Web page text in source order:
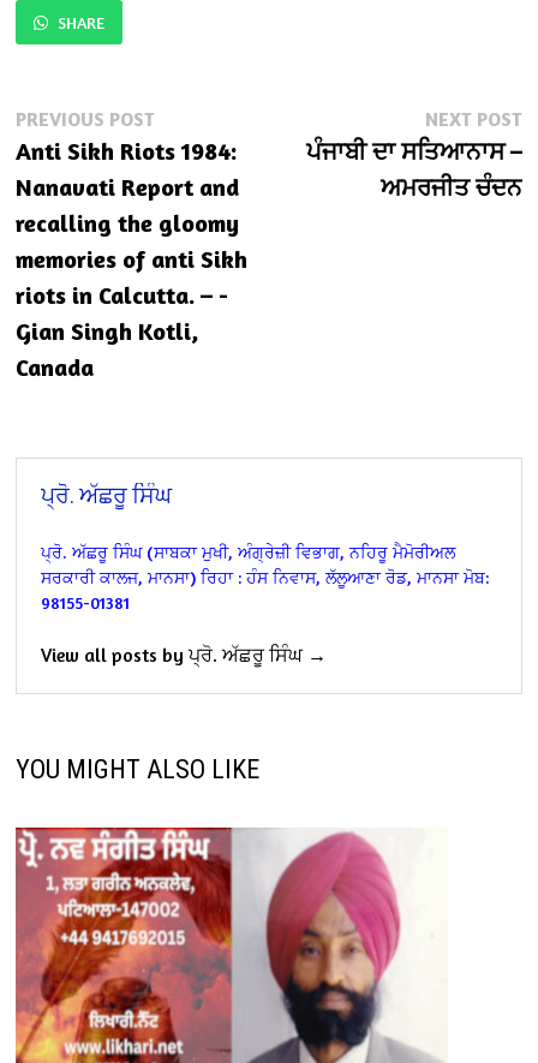
SHARE
Post
navigation
PREVIOUS POSTPrevious
post:
Anti Sikh Riots 1984:
Nanavati Report and
recalling the gloomy
memories of anti Sikh
riots in Calcutta. – -
Gian Singh Kotli,
Canada
NEXT POST
ਪੰਜਾਬੀ ਦਾ ਸਤਿਆਨਾਸ –
ਅਮਰਜੀਤ ਚੰਦਨ
ਪ੍ਰੋ. ਅੱਛਰੂ ਸਿੰਘ
ਪ੍ਰੋ. ਅੱਛਰੂ ਸਿੰਘ (ਸਾਬਕਾ ਮੁਖੀ, ਅੰਗ੍ਰੇਜ਼ੀ ਵਿਭਾਗ, ਨਹਿਰੂ ਮੈਮੋਰੀਅਲ
ਸਰਕਾਰੀ ਕਾਲਜ, ਮਾਨਸਾ) ਰਿਹਾ : ਹੰਸ ਨਿਵਾਸ, ਲੱਲੂਆਣਾ ਰੋਡ, ਮਾਨਸਾ ਮੋਬ:
98155-01381
View all posts by ਪ੍ਰੋ. ਅੱਛਰੂ ਸਿੰਘ →
YOU MIGHT ALSO LIKE